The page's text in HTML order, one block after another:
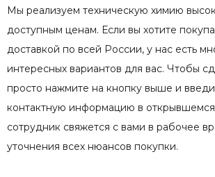
Мы реализуем техническую химию
доступным ценам. Если вы хотите
доставкой по всей России, у нас есть
интересных вариантов для вас. Чтобы
просто нажмите на кнопку выше и
контактную информацию в
сотрудник свяжется с вами в рабочее
уточнения всех нюансов покупки.